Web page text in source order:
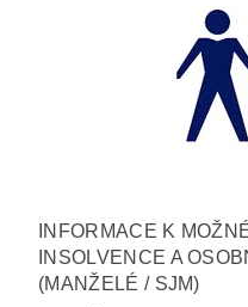
INFORMACE K
INSOLVENCE A
(MANŽELÉ / SJM)